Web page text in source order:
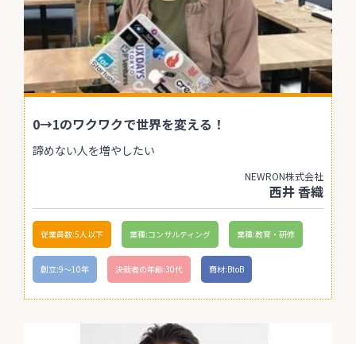
0→1のワクワクで世界を変える！
諦めない人を増やしたい
NEWRON株式会社
西井 香織
従業員数:5人以下 業種:コンサルティング 業種:教育・研修
創立:9〜10年 決裁者の年齢:30代 商材:BtoB